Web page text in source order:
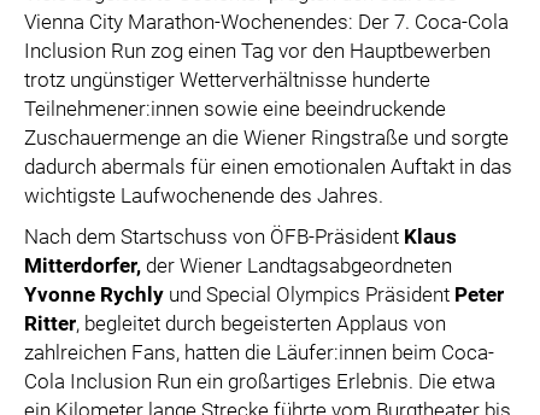
Vienna City Marathon-Wochenendes: Der 7. Coca-Cola
Inclusion Run zog einen Tag vor den Hauptbewerben
trotz ungünstiger Wetterverhältnisse hunderte
Teilnehmener:innen sowie eine beeindruckende
Zuschauermenge an die Wiener Ringstraße und sorgte
dadurch abermals für einen emotionalen Auftakt in das
wichtigste Laufwochenende des Jahres.
Nach dem Startschuss von ÖFB-Präsident Klaus
Mitterdorfer, der Wiener Landtagsabgeordneten
Yvonne Rychly und Special Olympics Präsident Peter
Ritter, begleitet durch begeisterten Applaus von
zahlreichen Fans, hatten die Läufer:innen beim Coca-
Cola Inclusion Run ein großartiges Erlebnis. Die etwa
ein Kilometer lange Strecke führte vom Burgtheater bis